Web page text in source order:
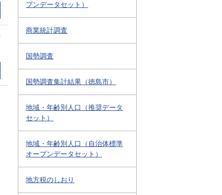
プンデータセット）
商業統計調査
国勢調査
国勢調査集計結果（徳島市）
地域・年齢別人口（推奨データ
セット）
地域・年齢別人口（自治体標準
オープンデータセット）
地方税のしおり